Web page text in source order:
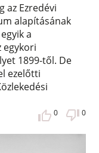
az Ezredévi
alapításának
a
egykori
1899-től. De
ezelőtti
0 0